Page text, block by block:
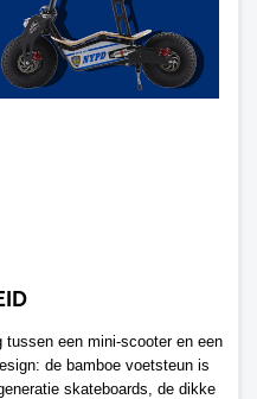
een mini-scooter en een
de bamboe voetsteun is
skateboards, de dikke